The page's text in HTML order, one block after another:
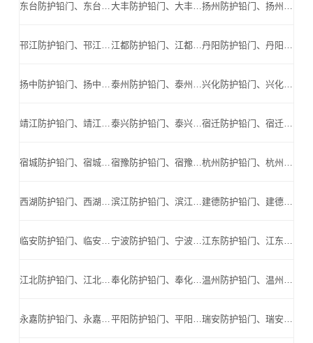
东台防护铅门、东台防辐射铅门、东台医用铅门、东台手术室铅门、东台工业探伤铅门_东台手术室铅门公司 大丰防护铅门、大丰防辐射铅门、大丰医用铅门、大丰手术室铅门、大丰工业探伤铅门_大丰手术室铅门公司 扬州防护铅门、扬州防辐射铅门、扬州医用铅门、扬州手术室铅门、扬州工业探伤铅门_扬州手术室铅门公司
邗江防护铅门、邗江防辐射铅门、邗江医用铅门、邗江手术室铅门、邗江工业探伤铅门_邗江手术室铅门公司 江都防护铅门、江都防辐射铅门、江都医用铅门、江都手术室铅门、江都工业探伤铅门_江都手术室铅门公司 丹阳防护铅门、丹阳防辐射铅门、丹阳医用铅门、丹阳手术室铅门、丹阳工业探伤铅门_丹阳手术室铅门公司
扬中防护铅门、扬中防辐射铅门、扬中医用铅门、扬中手术室铅门、扬中工业探伤铅门_扬中手术室铅门公司 泰州防护铅门、泰州防辐射铅门、泰州医用铅门、泰州手术室铅门、泰州工业探伤铅门_泰州手术室铅门公司 兴化防护铅门、兴化防辐射铅门、兴化医用铅门、兴化手术室铅门、兴化工业探伤铅门_兴化手术室铅门公司
靖江防护铅门、靖江防辐射铅门、靖江医用铅门、靖江手术室铅门、靖江工业探伤铅门_靖江手术室铅门公司 泰兴防护铅门、泰兴防辐射铅门、泰兴医用铅门、泰兴手术室铅门、泰兴工业探伤铅门_泰兴手术室铅门公司 宿迁防护铅门、宿迁防辐射铅门、宿迁医用铅门、宿迁手术室铅门、宿迁工业探伤铅门_宿迁手术室铅门公司
宿城防护铅门、宿城防辐射铅门、宿城医用铅门、宿城手术室铅门、宿城工业探伤铅门_宿城手术室铅门公司 宿豫防护铅门、宿豫防辐射铅门、宿豫医用铅门、宿豫手术室铅门、宿豫工业探伤铅门_宿豫手术室铅门公司 杭州防护铅门、杭州防辐射铅门、杭州医用铅门、杭州手术室铅门、杭州工业探伤铅门_杭州手术室铅门公司
西湖防护铅门、西湖防辐射铅门、西湖医用铅门、西湖手术室铅门、西湖工业探伤铅门_西湖手术室铅门公司 滨江防护铅门、滨江防辐射铅门、滨江医用铅门、滨江手术室铅门、滨江工业探伤铅门_滨江手术室铅门公司 建德防护铅门、建德防辐射铅门、建德医用铅门、建德手术室铅门、建德工业探伤铅门_建德手术室铅门公司
临安防护铅门、临安防辐射铅门、临安医用铅门、临安手术室铅门、临安工业探伤铅门_临安手术室铅门公司 宁波防护铅门、宁波防辐射铅门、宁波医用铅门、宁波手术室铅门、宁波工业探伤铅门_宁波手术室铅门公司 江东防护铅门、江东防辐射铅门、江东医用铅门、江东手术室铅门、江东工业探伤铅门_江东手术室铅门公司
江北防护铅门、江北防辐射铅门、江北医用铅门、江北手术室铅门、江北工业探伤铅门_江北手术室铅门公司 奉化防护铅门、奉化防辐射铅门、奉化医用铅门、奉化手术室铅门、奉化工业探伤铅门_奉化手术室铅门公司 温州防护铅门、温州防辐射铅门、温州医用铅门、温州手术室铅门、温州工业探伤铅门_温州手术室铅门公司
永嘉防护铅门、永嘉防辐射铅门、永嘉医用铅门、永嘉手术室铅门、永嘉工业探伤铅门_永嘉手术室铅门公司 平阳防护铅门、平阳防辐射铅门、平阳医用铅门、平阳手术室铅门、平阳工业探伤铅门_平阳手术室铅门公司 瑞安防护铅门、瑞安防辐射铅门、瑞安医用铅门、瑞安手术室铅门、瑞安工业探伤铅门_瑞安手术室铅门公司